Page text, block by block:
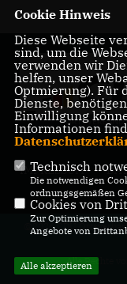
IMPRESSUM
@2026 CDU
Alle Rechte
Cookie Hinweis
Diese Webseite
sind, um die
verwenden wir
helfen, unser
Optmierung). Für
Dienste,
Einwilligung
Informationen
Technisch
Die notwendigen
ordnungsgemäßen
Cookies von
Zur Optimierung
Angebote von
Alle akzeptieren